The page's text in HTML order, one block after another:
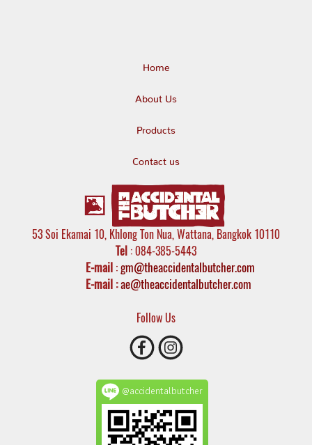
Home
About Us
Products
Contact us
53 Soi Ekamai 10, Khlong Ton Nua, Wattana, Bangkok 10110
Tel : 084-385-5443
E-mail:gm@theaccidentalbutcher.com
E-mail :ae@theaccidentalbutcher.com
Follow Us
@accidentalbutcher